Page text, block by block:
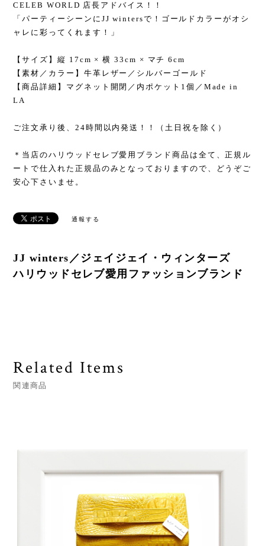
CELEB WORLD 店長アドバイス！！
「パーティーシーンにJJ wintersで！ゴールドカラーがオシ
ャレに彩ってくれます！」
【サイズ】縦 17cm × 横 33cm × マチ 6cm
【素材／カラー】牛革レザー／シルバーゴールド
【商品詳細】マグネット開閉／内ポケット1個／Made in
LA
ご注文承り後、24時間以内発送！！（土日祝を除く）
＊当店のハリウッドセレブ愛用ブランド商品は全て、正規ル
ートで仕入れた正規品のみとなっておりますので、どうぞご
安心下さいませ。
通報する
JJ winters／ジェイジェイ・ウィンターズ
ハリウッドセレブ愛用ファッションブランド
Related Items
関連商品